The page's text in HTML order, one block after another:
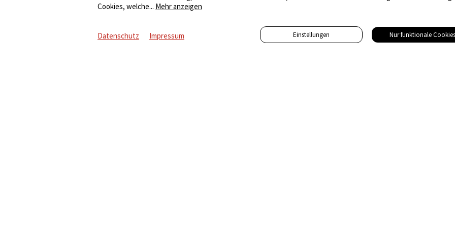
Cookies, welche... Mehr anzeigen
Datenschutz Impressum Einstellungen Nur funktionale Cookies